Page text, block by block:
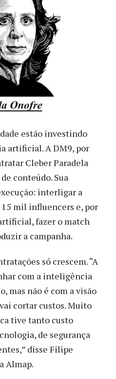
estão investindo
artificial. A DM9, por
Cleber Paradela
conteúdo. Sua
interligar a
mil influencers e, por
fazer o match
a campanha.
só crescem. “A
com a inteligência
mas não é com a visão
cortar custos. Muito
tive tanto custo
de segurança
disse Filipe
Almap.